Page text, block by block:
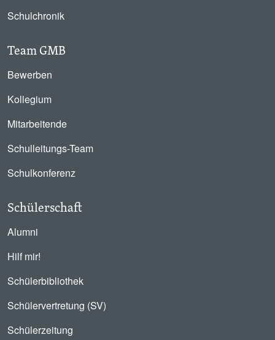
Schulchronik
Team GMB
Bewerben
Kollegium
Mitarbeitende
Schulleitungs-Team
Schulkonferenz
Schülerschaft
Alumni
Hilf mir!
Schülerbibliothek
Schülervertretung (SV)
Schülerzeitung